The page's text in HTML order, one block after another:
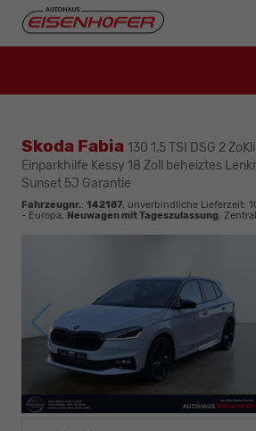
Skoda Fabia 130 1,5 TSI DSG 2
Einparkhilfe Kessy 18 Zoll beheiztes
Sunset 5J Garantie
Fahrzeugnr.: 142187, unverbindliche Lieferzeit:
- Europa, Neuwagen mit Tageszulassung,